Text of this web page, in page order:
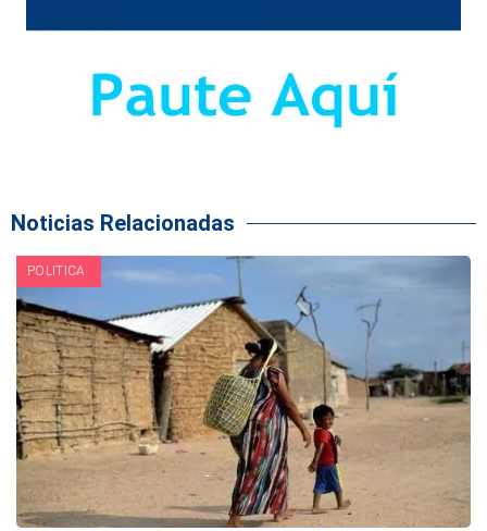
Noticias Relacionadas
POLITICA